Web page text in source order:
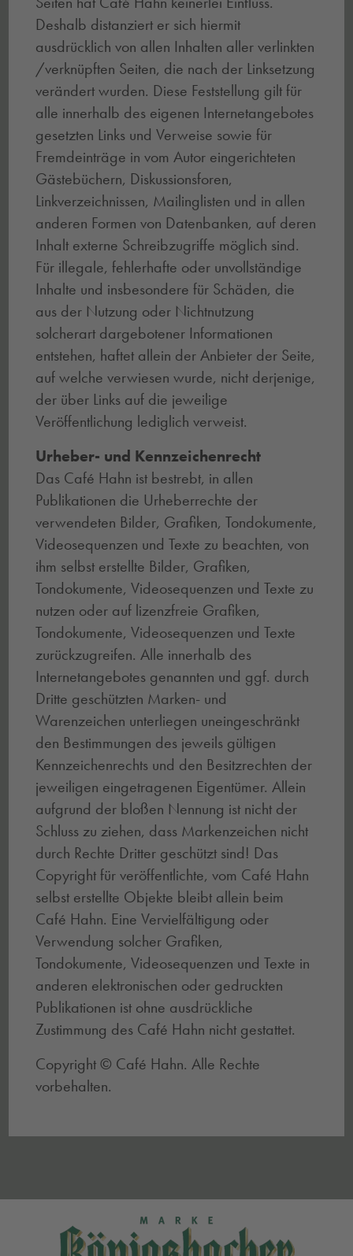
Deshalb distanziert er sich hiermit
ausdrücklich von allen Inhalten aller verlinkten
/verknüpften Seiten, die nach der Linksetzung
verändert wurden. Diese Feststellung gilt für
alle innerhalb des eigenen Internetangebotes
gesetzten Links und Verweise sowie für
Fremdeinträge in vom Autor eingerichteten
Gästebüchern, Diskussionsforen,
Linkverzeichnissen, Mailinglisten und in allen
anderen Formen von Datenbanken, auf deren
Inhalt externe Schreibzugriffe möglich sind.
Für illegale, fehlerhafte oder unvollständige
Inhalte und insbesondere für Schäden, die
aus der Nutzung oder Nichtnutzung
solcherart dargebotener Informationen
entstehen, haftet allein der Anbieter der Seite,
auf welche verwiesen wurde, nicht derjenige,
der über Links auf die jeweilige
Veröffentlichung lediglich verweist.
Urheber- und Kennzeichenrecht
Das Café Hahn ist bestrebt, in allen
Publikationen die Urheberrechte der
verwendeten Bilder, Grafiken, Tondokumente,
Videosequenzen und Texte zu beachten, von
ihm selbst erstellte Bilder, Grafiken,
Tondokumente, Videosequenzen und Texte zu
nutzen oder auf lizenzfreie Grafiken,
Tondokumente, Videosequenzen und Texte
zurückzugreifen. Alle innerhalb des
Internetangebotes genannten und ggf. durch
Dritte geschützten Marken- und
Warenzeichen unterliegen uneingeschränkt
den Bestimmungen des jeweils gültigen
Kennzeichenrechts und den Besitzrechten der
jeweiligen eingetragenen Eigentümer. Allein
aufgrund der bloßen Nennung ist nicht der
Schluss zu ziehen, dass Markenzeichen nicht
durch Rechte Dritter geschützt sind! Das
Copyright für veröffentlichte, vom Café Hahn
selbst erstellte Objekte bleibt allein beim
Café Hahn. Eine Vervielfältigung oder
Verwendung solcher Grafiken,
Tondokumente, Videosequenzen und Texte in
anderen elektronischen oder gedruckten
Publikationen ist ohne ausdrückliche
Zustimmung des Café Hahn nicht gestattet.
Copyright © Café Hahn. Alle Rechte
vorbehalten.